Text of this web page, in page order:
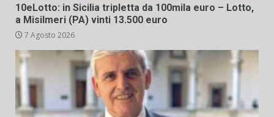
10eLotto: in Sicilia tripletta da 100mila euro – Lotto,
a Misilmeri (PA) vinti 13.500 euro
7 Agosto 2026